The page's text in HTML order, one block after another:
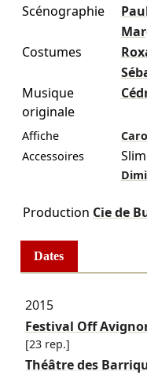
Scénographie
Costumes
Musique
originale
Affiche
Accessoires
Production Cie de
Dates
2015
Festival Off
[23 rep.]
Théâtre des